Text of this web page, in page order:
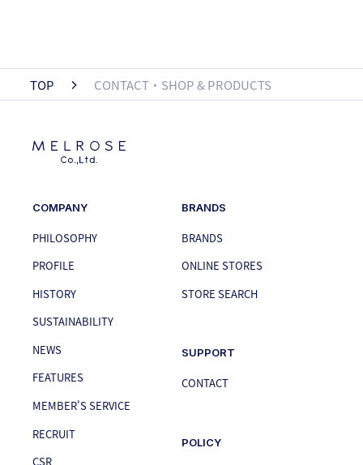
TOP CONTACT・SHOP & PRODUCTS
COMPANY
PHILOSOPHY
PROFILE
HISTORY
SUSTAINABILITY
NEWS
FEATURES
MEMBER'S SERVICE
RECRUIT
CSR
BRANDS
BRANDS
ONLINE STORES
STORE SEARCH
SUPPORT
CONTACT
POLICY